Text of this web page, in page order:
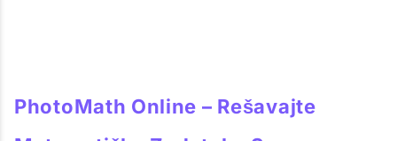
PhotoMath Online – Rešavajte